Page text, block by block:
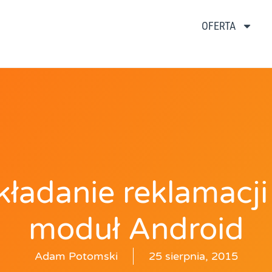
OFERTA
moduł Android
Adam Potomski 25 sierpnia, 2015